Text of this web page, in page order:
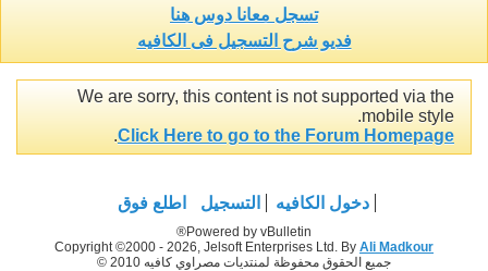
تسجل معانا دوس هنا
فديو شرح التسجيل فى الكافيه
We are sorry, this content is not supported via the
mobile style.
Click Here to go to the Forum Homepage
.
دخول الكافيه التسجيل اطلع فوق
Powered by vBulletin®
Copyright ©2000 - 2026, Jelsoft Enterprises Ltd. By Ali Madkour
جميع الحقوق محفوظة لمنتديات مصراوي كافيه 2010 ©